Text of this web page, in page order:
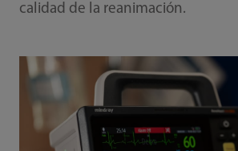
calidad de la reanimación.‎